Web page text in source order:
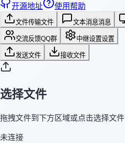
开源地址 使用帮助
文件传输文件 文本消息消息
交流反馈QQ群 中继设置设置
发送文件 接收文件
选择文件
拖拽文件到下方区域或点击选择文件
未连接